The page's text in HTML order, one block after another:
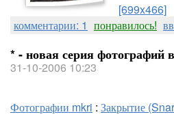
[699x466]
комментарии: 1 понравилось!
* - новая серия фотографий
31-10-2006 10:23
Фотографии mkri : Закрытие